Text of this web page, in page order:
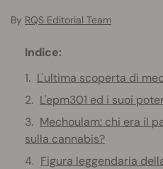
By RQS Editorial Team
Indice:
L'ultima scoperta di
L'epm301 ed i suoi
Mechoulam: chi era il
sulla cannabis?
Figura leggendaria